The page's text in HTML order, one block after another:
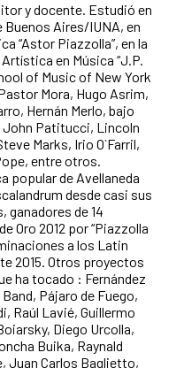
y docente. Estudió en
Buenos Aires/IUNA, en
“Astor Piazzolla”, en la
en Música “J.P.
of Music of New York
Mora, Hugo Asrim,
Hernán Merlo, bajo
John Patitucci, Lincoln
Marks, Irio O`Farril,
entre otros.
popular de Avellaneda
desde casi sus
ganadores de 14
Oro 2012 por “Piazzolla
a los Latin
2015. Otros proyectos
ha tocado : Fernández
Pájaro de Fuego,
Raúl Lavié, Guillermo
Diego Urcolla,
Buika, Raynald
Juan Carlos Baglietto,